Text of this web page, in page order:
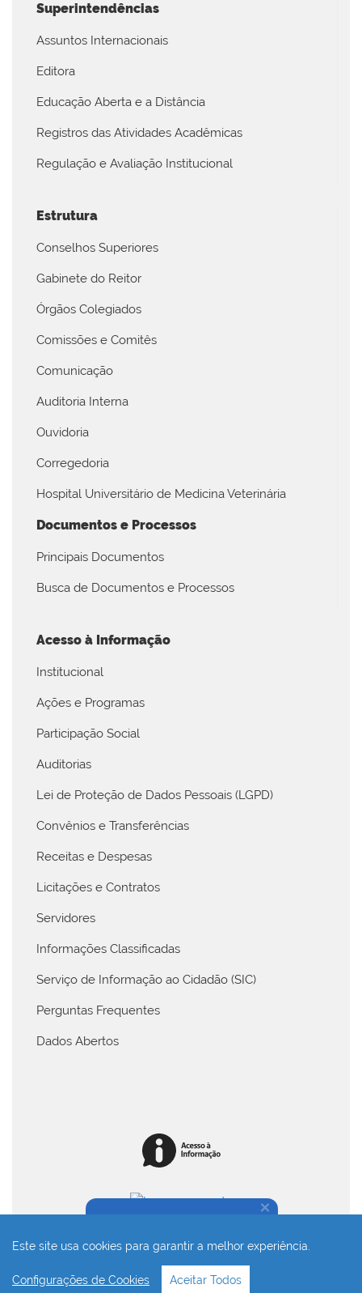
Este site usa cookies para garantir a melhor experiência.
Configurações de Cookies Aceitar Todos
Superintendências
Assuntos Internacionais
Editora
Educação Aberta e a Distância
Registros das Atividades Acadêmicas
Regulação e Avaliação Institucional
Estrutura
Conselhos Superiores
Gabinete do Reitor
Órgãos Colegiados
Comissões e Comitês
Comunicação
Auditoria Interna
Ouvidoria
Corregedoria
Hospital Universitário de Medicina Veterinária
Documentos e Processos
Principais Documentos
Busca de Documentos e Processos
Acesso à Informação
Institucional
Ações e Programas
Participação Social
Auditorias
Lei de Proteção de Dados Pessoais (LGPD)
Convênios e Transferências
Receitas e Despesas
Licitações e Contratos
Servidores
Informações Classificadas
Serviço de Informação ao Cidadão (SIC)
Perguntas Frequentes
Dados Abertos
Desenvolvido com o CMS de código aberto